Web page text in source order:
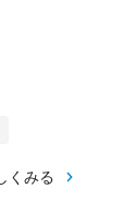
くみる